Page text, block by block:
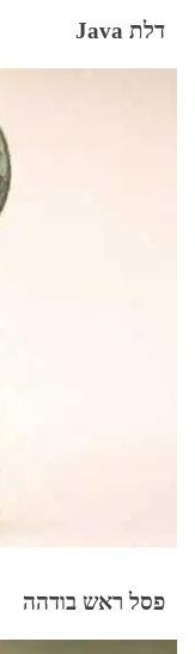
דלת Java
פסל ראש בודהה